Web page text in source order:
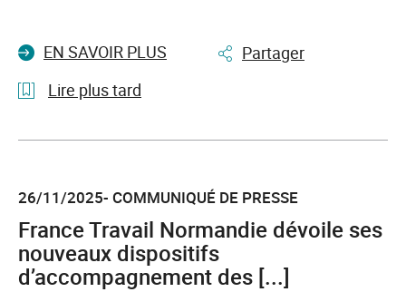
EN SAVOIR PLUS
Partager
Lire plus tard
l'article
métiers
du
tourisme
du
26/11/2025- COMMUNIQUÉ DE PRESSE
France Travail Normandie dévoile ses
nouveaux dispositifs
d’accompagnement des [...]